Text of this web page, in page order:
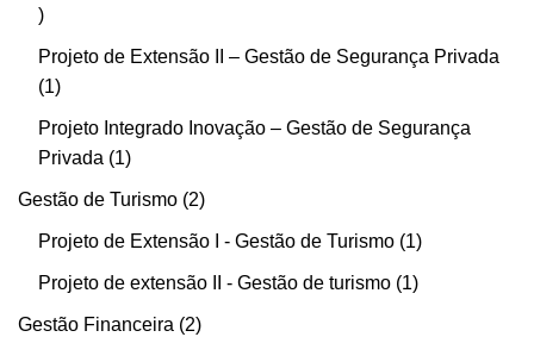
Projeto de Extensão II – Gestão de Segurança Privada
1
Projeto Integrado Inovação – Gestão de Segurança
Privada
1
Gestão de Turismo 2
Projeto de Extensão I - Gestão de Turismo 1
Projeto de extensão II - Gestão de turismo 1
Gestão Financeira 2